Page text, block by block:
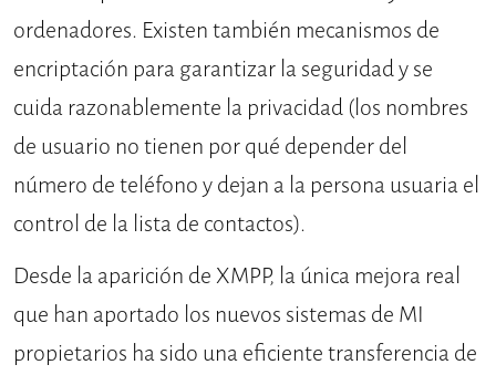
ordenadores. Existen también mecanismos de
encriptación para garantizar la seguridad y se
cuida razonablemente la privacidad (los nombres
de usuario no tienen por qué depender del
número de teléfono y dejan a la persona usuaria el
control de la lista de contactos).
Desde la aparición de XMPP, la única mejora real
que han aportado los nuevos sistemas de MI
propietarios ha sido una eficiente transferencia de